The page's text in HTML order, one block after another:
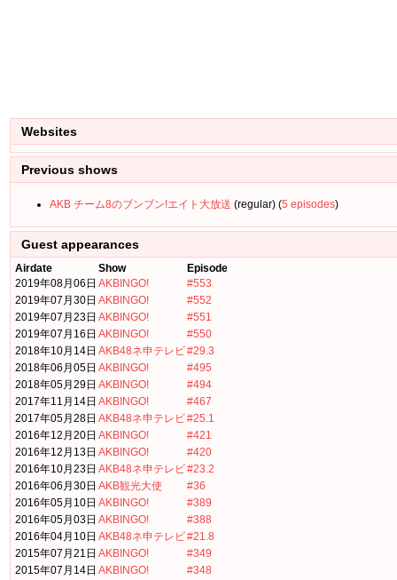
Websites
Previous shows
AKB チーム8のブンブン!エイト大放送 (regular) (5 episodes)
Guest appearances
Airdate Show
Episode
2019年08月06日 AKBINGO!
#553
2019年07月30日 AKBINGO!
#552
2019年07月23日 AKBINGO!
#551
2019年07月16日 AKBINGO!
#550
2018年10月14日 AKB48ネ申テレビ#29.3
2018年06月05日 AKBINGO!
#495
2018年05月29日 AKBINGO!
#494
2017年11月14日 AKBINGO!
#467
2017年05月28日 AKB48ネ申テレビ#25.1
2016年12月20日 AKBINGO!
#421
2016年12月13日 AKBINGO!
#420
2016年10月23日 AKB48ネ申テレビ#23.2
2016年06月30日 AKB観光大使
#36
2016年05月10日 AKBINGO!
#389
2016年05月03日 AKBINGO!
#388
2016年04月10日 AKB48ネ申テレビ#21.8
2015年07月21日 AKBINGO!
#349
2015年07月14日 AKBINGO!
#348